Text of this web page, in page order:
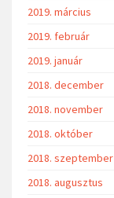
2019. március
2019. február
2019. január
2018. december
2018. november
2018. október
2018. szeptember
2018. augusztus